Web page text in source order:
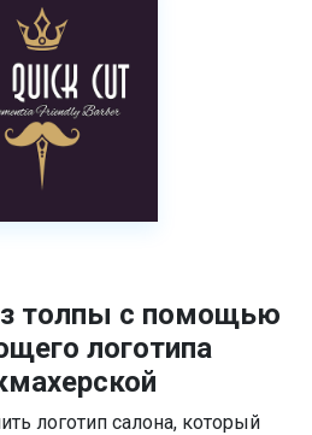
толпы с помощью
логотипа
логотип салона, который